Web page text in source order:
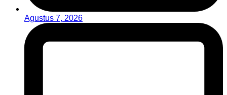
Agustus 7, 2026